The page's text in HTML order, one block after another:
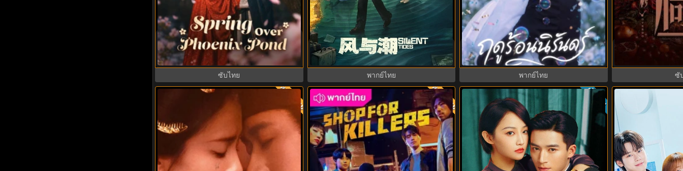
Spring Over Phoenix Pond (2026) หงส์
คืนบัลลังก์แค้น พากย์ไทย ซับไทย EP1-
21
ซับไทย
Silent Tides คลื่นลมลวง (2025) พากย์
ไทย ซับไทย EP.1-31
พากย์ไทย
ฤดูร้อนนิรันดร์ (2026) Never-Ending
Summer พากย์ไทย EP.1-29
พากย์ไทย
Overdo (2026)
ซับไทย
ซั
พากย์ไทย 8.0 พากย์ไทย ซับไทย